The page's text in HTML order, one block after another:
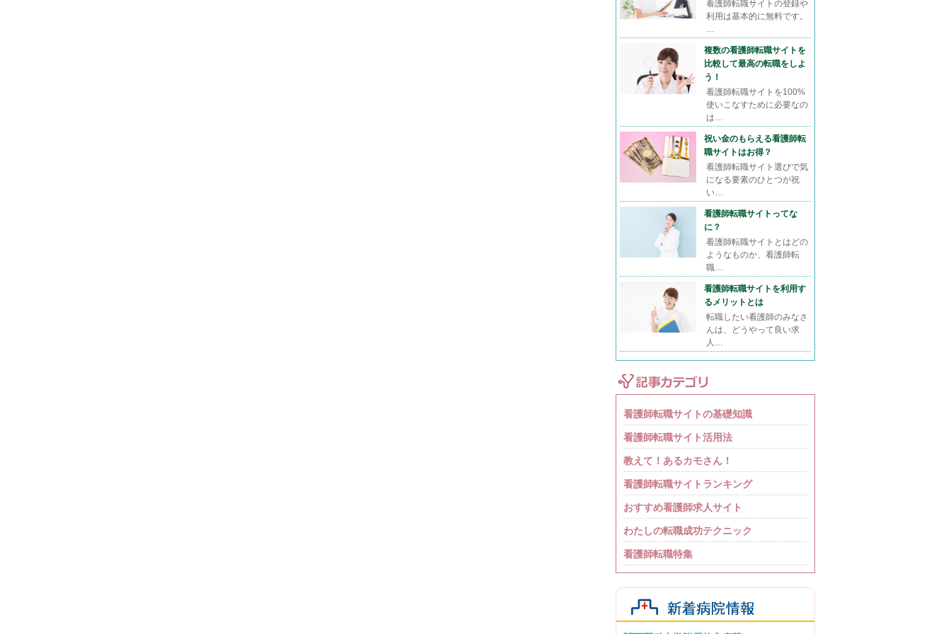
看護師転職サイトの登録や
利用は基本的に無料です。
…
複数の看護師転職サイトを
比較して最高の転職をしよ
う！
看護師転職サイトを100%
使いこなすために必要なの
は…
祝い金のもらえる看護師転
職サイトはお得？
看護師転職サイト選びで気
になる要素のひとつが祝
い…
看護師転職サイトってな
に？
看護師転職サイトとはどの
ようなものか、看護師転
職…
看護師転職サイトを利用す
るメリットとは
転職したい看護師のみなさ
んは、どうやって良い求
人…
看護師転職サイトの基礎知識
看護師転職サイト活用法
教えて！あるカモさん！
看護師転職サイトランキング
おすすめ看護師求人サイト
わたしの転職成功テクニック
看護師転職特集